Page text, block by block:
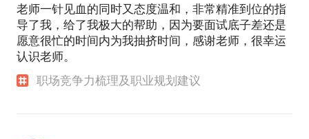
老师一针见血的同时又态度温和，非常精准到位的指
导了我，给了我极大的帮助，因为要面试底子差还是
愿意很忙的时间内为我抽挤时间，感谢老师，很幸运
认识老师。
职场竞争力梳理及职业规划建议